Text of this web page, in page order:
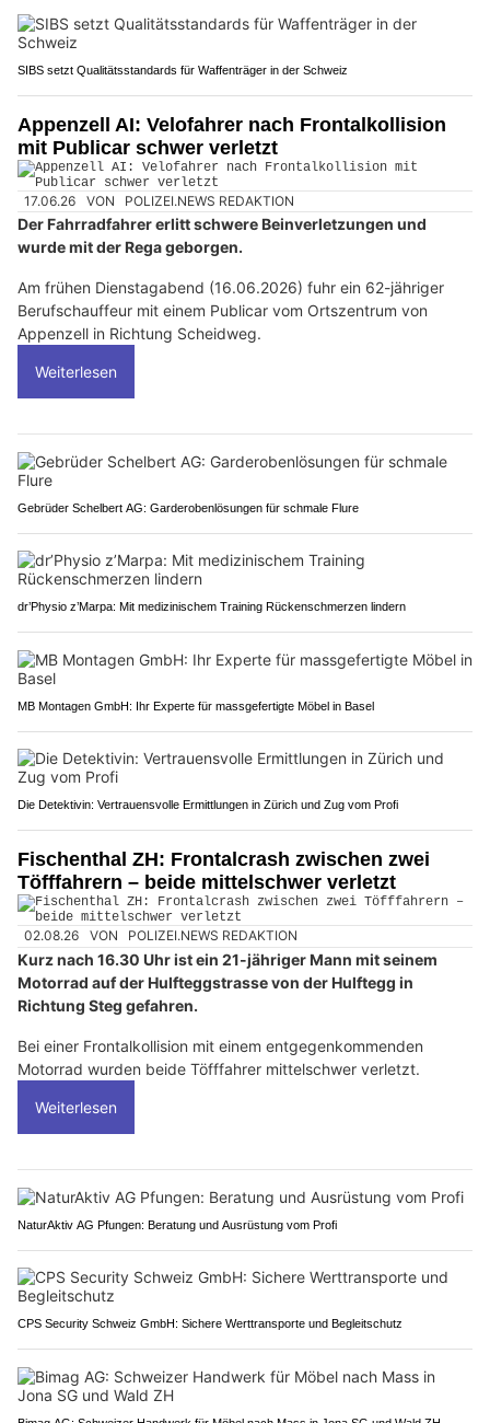
SIBS setzt Qualitätsstandards für Waffenträger in der Schweiz
Appenzell AI: Velofahrer nach Frontalkollision
mit Publicar schwer verletzt
17.06.26 VON POLIZEI.NEWS REDAKTION
Der Fahrradfahrer erlitt schwere Beinverletzungen und
wurde mit der Rega geborgen.
Am frühen Dienstagabend (16.06.2026) fuhr ein 62-jähriger
Berufschauffeur mit einem Publicar vom Ortszentrum von
Appenzell in Richtung Scheidweg.
Weiterlesen
Gebrüder Schelbert AG: Garderobenlösungen für schmale Flure
dr’Physio z’Marpa: Mit medizinischem Training Rückenschmerzen lindern
MB Montagen GmbH: Ihr Experte für massgefertigte Möbel in Basel
Die Detektivin: Vertrauensvolle Ermittlungen in Zürich und Zug vom Profi
Fischenthal ZH: Frontalcrash zwischen zwei
Töfffahrern – beide mittelschwer verletzt
02.08.26 VON POLIZEI.NEWS REDAKTION
Kurz nach 16.30 Uhr ist ein 21-jähriger Mann mit seinem
Motorrad auf der Hulfteggstrasse von der Hulftegg in
Richtung Steg gefahren.
Bei einer Frontalkollision mit einem entgegenkommenden
Motorrad wurden beide Töfffahrer mittelschwer verletzt.
Weiterlesen
NaturAktiv AG Pfungen: Beratung und Ausrüstung vom Profi
CPS Security Schweiz GmbH: Sichere Werttransporte und Begleitschutz